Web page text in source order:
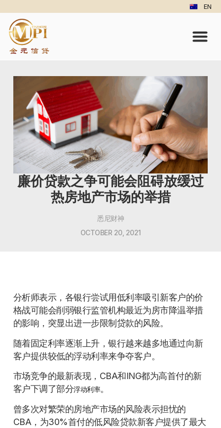
EN
廉价贷款之争可能会阻碍放缓过
热房地产市场的举措
悉尼财神
OCTOBER 20, 2021
分析师表示，各银行尝试用低利率吸引新客户的价
格战可能会削弱银行监管机构最近为房市降温举措
的影响，突显出进一步限制贷款的风险。
随着固定利率逐渐上升，银行越来越多地通过向新
客户提供较低的浮动利率来争夺客户。
市场竞争的最新表现，CBA和ING都为高首付的新
客户下调了部分浮动利率。
曾多次对繁荣的房地产市场的风险表示担忧的
CBA，为30%首付的低风险贷款新客户提供了最大